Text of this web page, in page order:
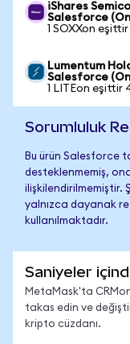
iShares
Salesforce
1 SOXXon
Lumentum
Salesforce
1 LITEon eşittir
Sorumluluk
Bu ürün Salesforce
desteklenmemiş,
ilişkilendirilmemiştir.
yalnızca dayanak
kullanılmaktadır.
Saniyeler
MetaMask'ta
takas edin ve
kripto cüzdanı.